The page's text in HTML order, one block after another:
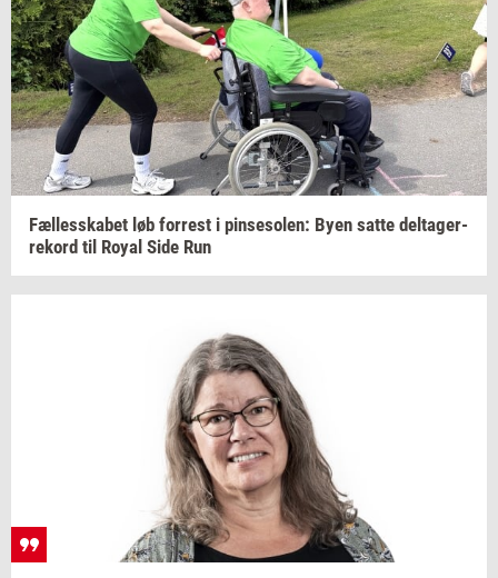
Fæl­les­ska­bet løb for­re­st i pin­se­so­len: Byen satte del­ta­ger­
re­kord til Royal Side Run